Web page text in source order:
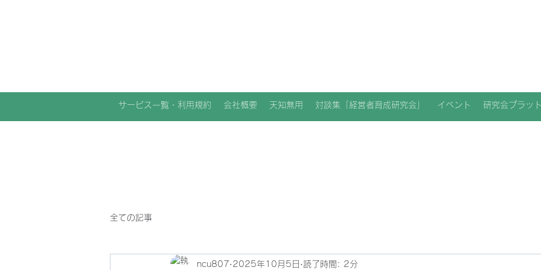
サービス一覧・利用規約 会社概要 天知無用 対談集「経営者育成研究会」 イベント 研究会プラッ
全ての記事
ncu807 2025年10月5日 読了時間: 2分